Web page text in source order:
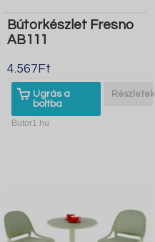
Bútorkészlet Fresno
AB111
4.567Ft
Ugrás a
boltba
Részletek
Butor1.hu